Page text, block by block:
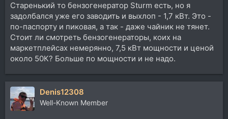
Старенький то бензогенератор Sturm есть, но я
задолбался уже его заводить и выхлоп - 1,7 кВт. Это -
по-паспорту и пиковая, а так - даже чайник не тянет.
Стоит ли смотреть бензогенераторы, коих на
маркетплейсах немерянно, 7,5 кВт мощности и ценой
около 50К? Больше по мощности и не надо.
Denis12308
Well-Known Member